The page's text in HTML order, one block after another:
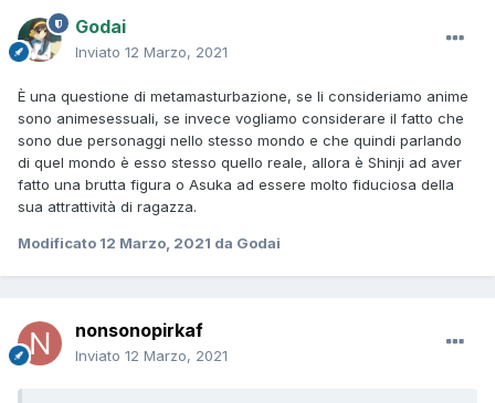
Godai
Inviato 12 Marzo, 2021
È una questione di metamasturbazione, se li consideriamo anime
sono animesessuali, se invece vogliamo considerare il fatto che
sono due personaggi nello stesso mondo e che quindi parlando
di quel mondo è esso stesso quello reale, allora è Shinji ad aver
fatto una brutta figura o Asuka ad essere molto fiduciosa della
sua attrattività di ragazza.
Modificato 12 Marzo, 2021 da Godai
nonsonopirkaf
Inviato 12 Marzo, 2021